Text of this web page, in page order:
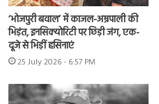
‘भोजपुरी बवाल’ में काजल-अम्रपाली की
भिड़ंत, इनसिक्योरिटी पर छिड़ी जंग, एक-
दूजे से भिड़ीं हसिनाएं
25 July 2026 - 6:57 PM